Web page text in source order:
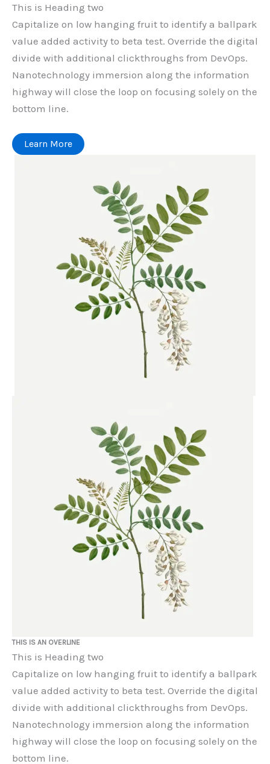
This is Heading two
Capitalize on low hanging fruit to identify a ballpark
value added activity to beta test. Override the digital
divide with additional clickthroughs from DevOps.
Nanotechnology immersion along the information
highway will close the loop on focusing solely on the
bottom line.
Learn More
THIS IS AN OVERLINE
This is Heading two
Capitalize on low hanging fruit to identify a ballpark
value added activity to beta test. Override the digital
divide with additional clickthroughs from DevOps.
Nanotechnology immersion along the information
highway will close the loop on focusing solely on the
bottom line.